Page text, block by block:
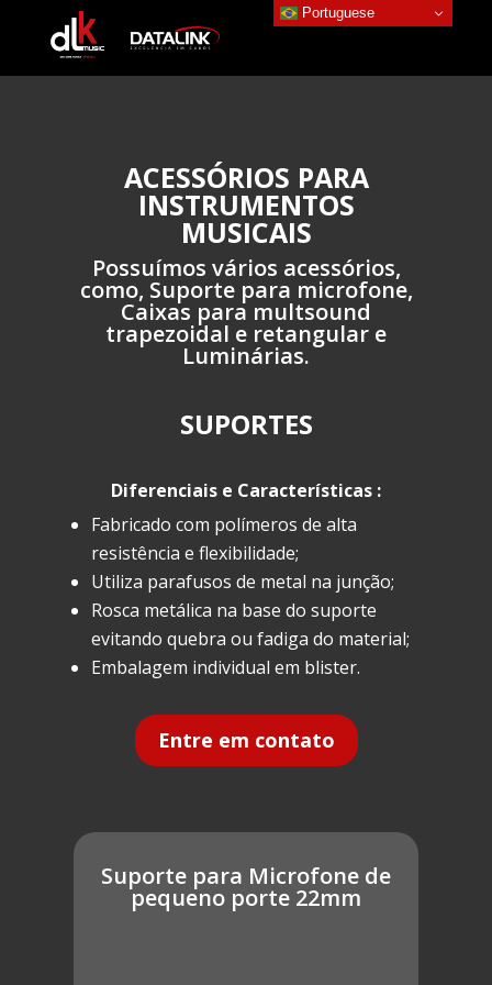
ACESSÓRIOS PARA
INSTRUMENTOS
MUSICAIS
Possuímos vários acessórios,
como, Suporte para microfone,
Caixas para multsound
trapezoidal e retangular e
Luminárias.
SUPORTES
Diferenciais e Características :
Fabricado com polímeros de alta
resistência e flexibilidade;
Utiliza parafusos de metal na junção;
Rosca metálica na base do suporte
evitando quebra ou fadiga do material;
Embalagem individual em blister.
Entre em contato
Suporte para Microfone de
pequeno porte 22mm
Portuguese